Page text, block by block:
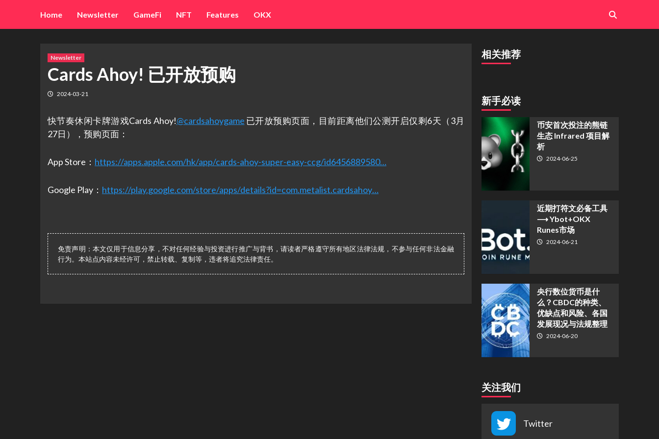
content
Home Newsletter GameFi NFT Features OKX
Newsletter
Cards Ahoy! 已开放预购
2024-03-21
快节奏休闲卡牌游戏Cards Ahoy!@cardsahoygame 已开放预购页面，目前距离他们公测开启仅剩6天（3月
27日），预购页面：
App Store： https://apps.apple.com/hk/app/cards-ahoy-super-easy-ccg/id6456889580…
Google Play： https://play.google.com/store/apps/details?id=com.metalist.cardsahoy…
免责声明：本文仅用于信息分享，不对任何经验与投资进行推广与背书，请读者严格遵守所有地区法律法规，不参与任何非法金融
行为。本站点内容未经许可，禁止转载、复制等，违者将追究法律责任。
相关推荐
新手必读
币安首次投注的熊链
生态 Infrared 项目解
析
2024-06-25
近期打符文必备工具
⟶ Ybot+OKX
Runes市场
2024-06-21
央行数位货币是什
么？CBDC的种类、
优缺点和风险、各国
发展现况与法规整理
2024-06-20
关注我们
Twitter